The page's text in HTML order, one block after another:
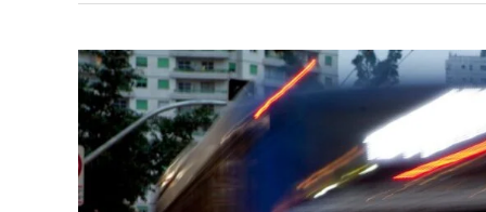
Justiça
nega
habeas
corpus
a